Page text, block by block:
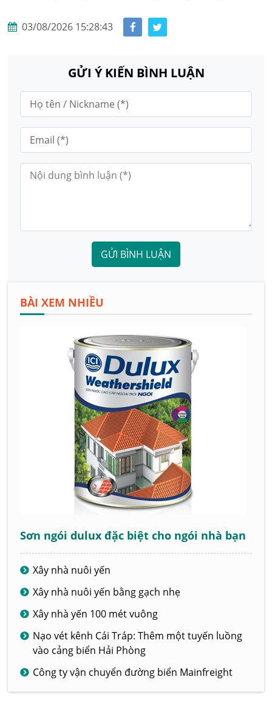
03/08/2026 15:28:43
GỬI Ý KIẾN BÌNH LUẬN
GỬI BÌNH LUẬN
BÀI XEM NHIỀU
Sơn ngói dulux đặc biệt cho ngói nhà bạn
Xây nhà nuôi yến
Xây nhà nuôi yến bằng gạch nhẹ
Xây nhà yến 100 mét vuông
Nạo vét kênh Cái Tráp: Thêm một tuyến luồng
vào cảng biển Hải Phòng
Công ty vận chuyển đường biển Mainfreight